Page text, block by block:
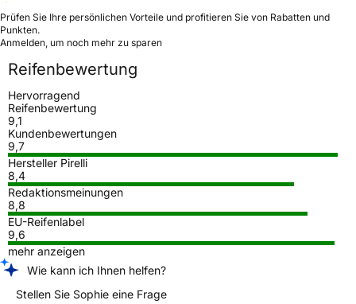
Prüfen Sie Ihre persönlichen Vorteile und profitieren Sie von Rabatten und
Punkten.
Anmelden, um noch mehr zu sparen
Reifenbewertung
Hervorragend
Reifenbewertung
9,1
Kundenbewertungen
9,7
Hersteller Pirelli
8,4
Redaktionsmeinungen
8,8
EU-Reifenlabel
9,6
mehr anzeigen
Wie kann ich Ihnen helfen?
Stellen Sie Sophie eine Frage